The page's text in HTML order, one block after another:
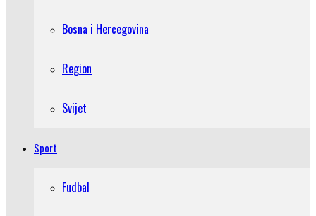
Bosna i Hercegovina
Region
Svijet
Sport
Fudbal